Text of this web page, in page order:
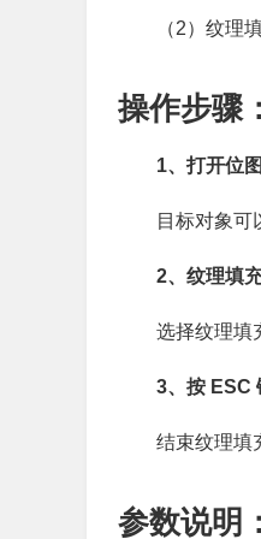
（2）纹理
操作步骤：
1、打开位
目标对象可
2、纹理填
选择纹理填
3、按 ESC
结束纹理填
参数说明：